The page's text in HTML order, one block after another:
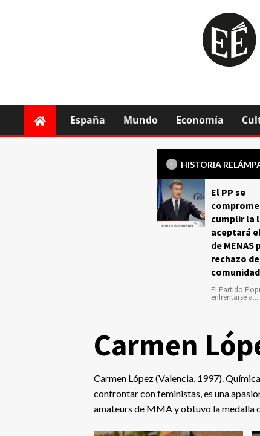
España Mundo Economía
HISTORIA
El PP se
cumplir la
aceptará
de MENAS
rechazo
El Partido
enfrentarse a...
Carmen
Carmen López (Valencia, 1997).
confrontar con feministas, es una
amateurs de MMA y obtuvo la medalla